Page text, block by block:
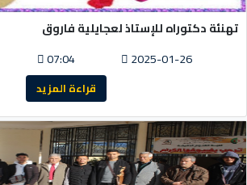
تهنئة دكتوراه للإستاذ لعجايلية فاروق
2025-01-26
07:04
قراءة المزيد